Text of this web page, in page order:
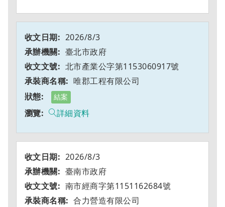
2026/8/3
臺北市政府
北市產業公字第1153060917號
唯郡工程有限公司
結案
詳細資料
2026/8/3
臺南市政府
南市經商字第1151162684號
合力營造有限公司